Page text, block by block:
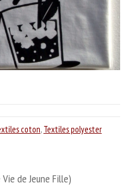
coton, Textiles polyester
de Jeune Fille)